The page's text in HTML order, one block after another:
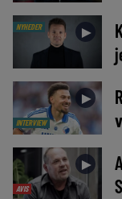
NYHEDER ►
INTERVIEW
►
AVIS
►